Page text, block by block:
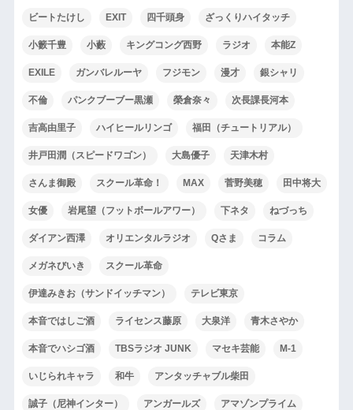
ビートたけし EXIT 四千頭身 ざっくりハイタッチ
小籔千豊 小藪 キングコング西野 ラジオ 本能Z
EXILE ガンバレルーヤ フジモン 漫才 銀シャリ
不倫 パンクブーブー黒瀬 榮倉奈々 次長課長河本
吉高由里子 ハイヒールリンゴ 福田（チュートリアル）
井戸田潤（スピードワゴン） 大島優子 天津木村
さんま御殿 スクール革命！ MAX 菅野美穂 田中将大
女優 岩尾望（フットボールアワー） 下ネタ ねづっち
ダイアン西澤 オリエンタルラジオ Qさま コラム
メガネびいき スクール革命
伊達みきお（サンドイッチマン） テレビ東京
本音ではしご酒 ライセンス藤原 大泉洋 青木さやか
本音でハシゴ酒 TBSラジオ JUNK マセキ芸能 M-1
いじられキャラ 和牛 アンタッチャブル柴田
誠子（尼神インター） アンガールズ アマゾンプライム